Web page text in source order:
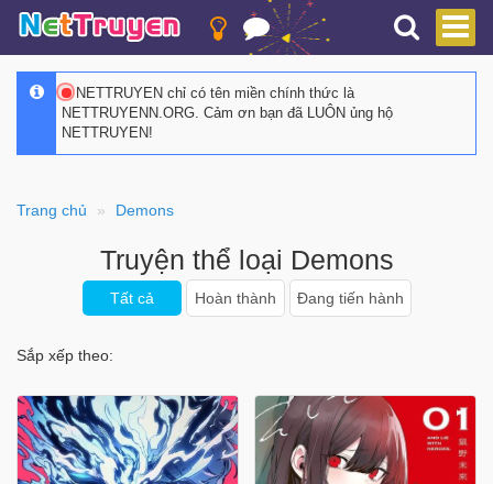
NETTRUYEN chỉ có tên miền chính thức là
NETTRUYENN.ORG. Cảm ơn bạn đã LUÔN ủng hộ
NETTRUYEN!
Trang chủ Demons
Truyện thể loại Demons
Tất cả Hoàn thành Đang tiến hành
Sắp xếp theo: